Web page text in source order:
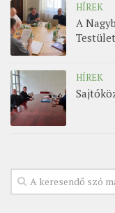
HÍREK
A
HÍREK